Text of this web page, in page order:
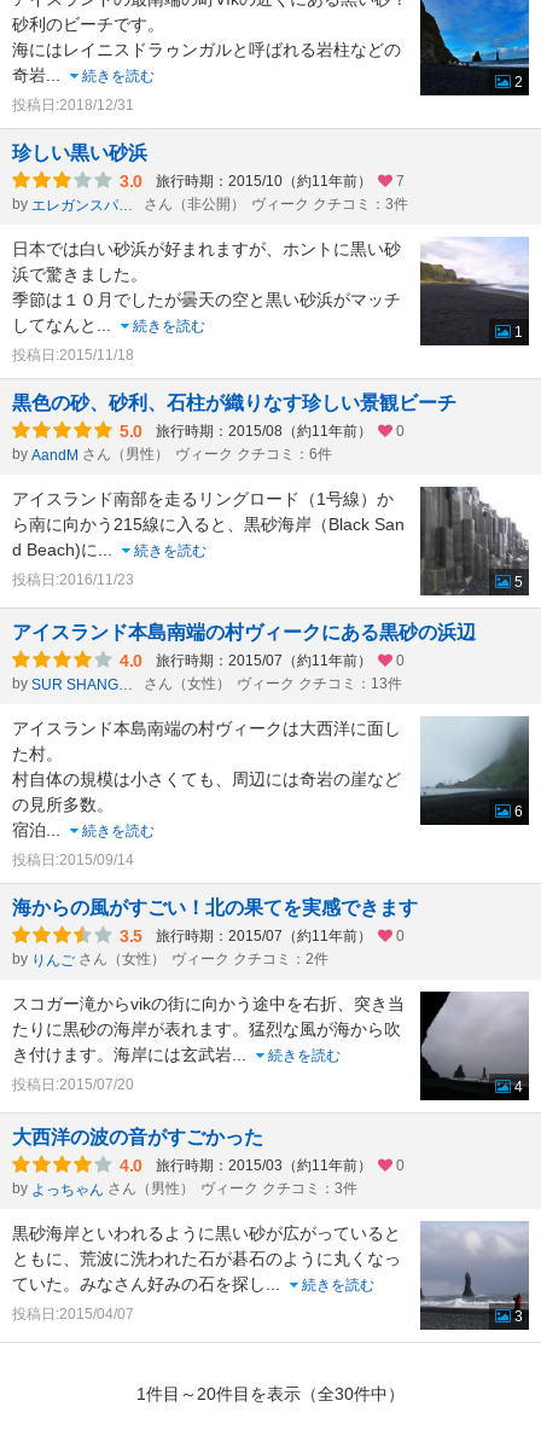
砂利のビーチです。
海にはレイニスドラゥンガルと呼ばれる岩柱などの
奇岩
続きを読む
投稿日:2018/12/31
2
珍しい黒い砂浜
3.0 旅行時期：2015/10（約11年前）
7
by
エレガンスパッカ→ さん（非公開） ヴィーク クチコミ：3件
日本では白い砂浜が好まれますが、ホントに黒い砂
浜で驚きました。
季節は１０月でしたが曇天の空と黒い砂浜がマッチ
してなんと
続きを読む
投稿日:2015/11/18
1
黒色の砂、砂利、石柱が織りなす珍しい景観ビーチ
5.0 旅行時期：2015/08（約11年前）
0
by AandM さん（男性） ヴィーク クチコミ：6件
アイスランド南部を走るリングロード（1号線）か
ら南に向かう215線に入ると、黒砂海岸（Black San
d Beach)に
続きを読む
投稿日:2016/11/23
5
アイスランド本島南端の村ヴィークにある黒砂の浜辺
4.0 旅行時期：2015/07（約11年前）
0
by
SUR SHANGHAI さん（女性） ヴィーク クチコミ：13件
アイスランド本島南端の村ヴィークは大西洋に面し
た村。
村自体の規模は小さくても、周辺には奇岩の崖など
の見所多数。
宿泊
続きを読む
投稿日:2015/09/14
6
海からの風がすごい！北の果てを実感できます
3.5 旅行時期：2015/07（約11年前）
0
by りんご さん（女性） ヴィーク クチコミ：2件
スコガー滝からvikの街に向かう途中を右折、突き当
たりに黒砂の海岸が表れます。猛烈な風が海から吹
き付けます。海岸には玄武岩
続きを読む
投稿日:2015/07/20
4
大西洋の波の音がすごかった
4.0 旅行時期：2015/03（約11年前）
0
by よっちゃん さん（男性） ヴィーク クチコミ：3件
黒砂海岸といわれるように黒い砂が広がっていると
ともに、荒波に洗われた石が碁石のように丸くなっ
ていた。みなさん好みの石を探し
続きを読む
投稿日:2015/04/07
3
1件目～20件目を表示（全30件中）